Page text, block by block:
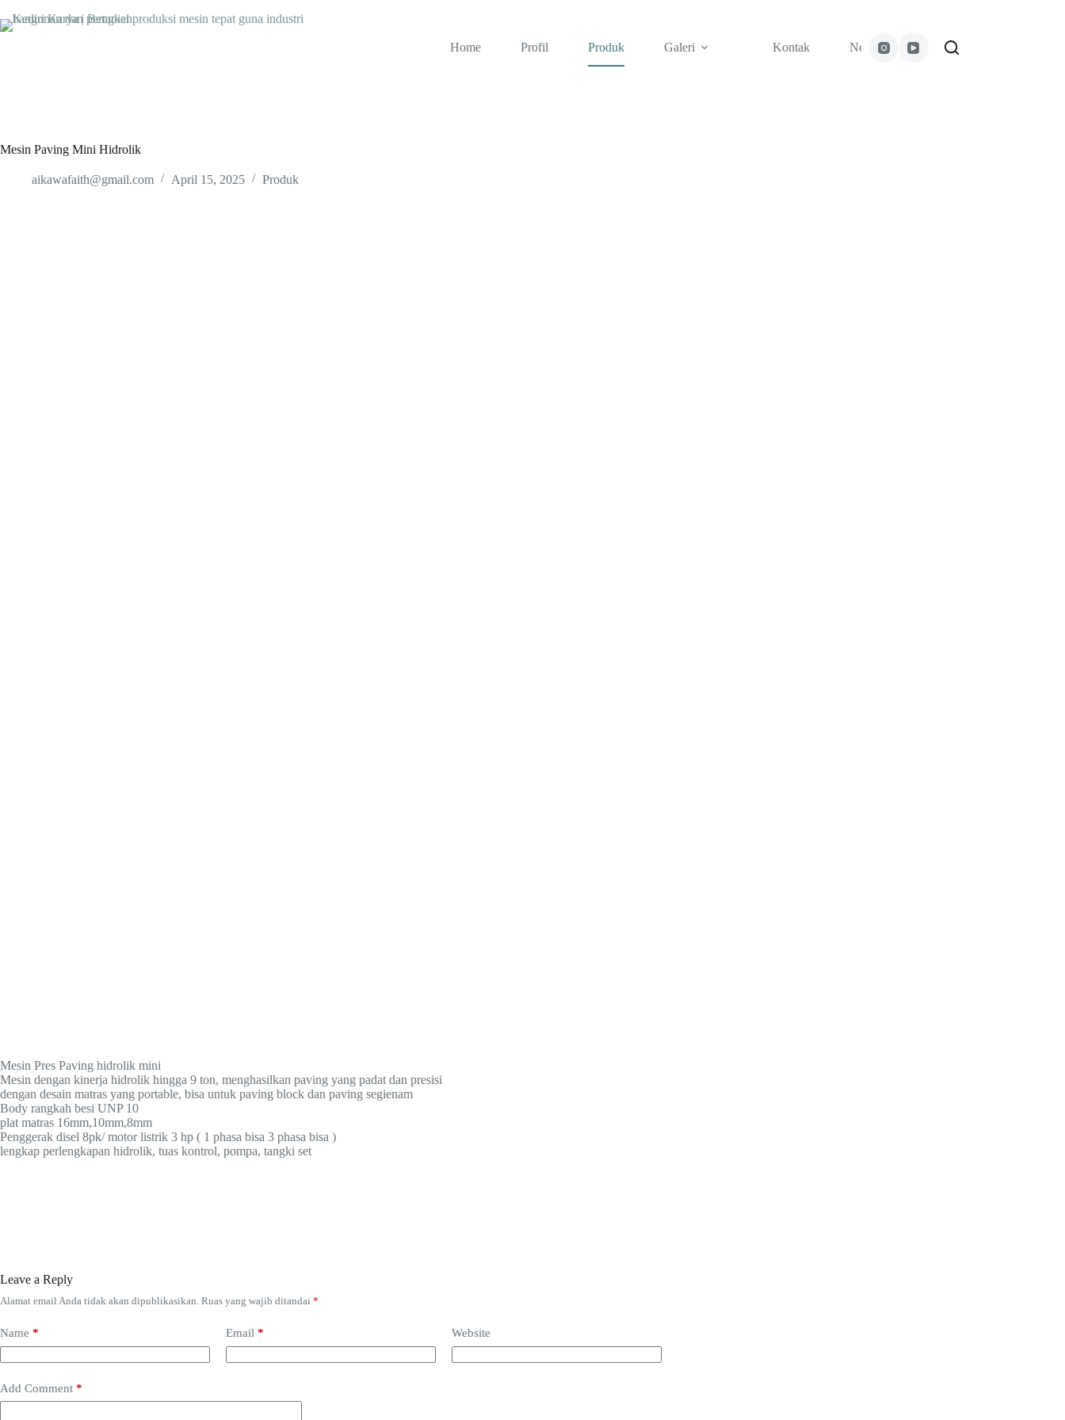
to
content
Home
Profil Produk Galeri Kontak News Testimoni
Mesin Paving Mini Hidrolik
aikawafaith@gmail.com April 15, 2025 Produk
Mesin Pres Paving hidrolik mini
Mesin dengan kinerja hidrolik hingga 9 ton, menghasilkan paving yang padat dan presisi
dengan desain matras yang portable, bisa untuk paving block dan paving segienam
Body rangkah besi UNP 10
plat matras 16mm,10mm,8mm
Penggerak disel 8pk/ motor listrik 3 hp ( 1 phasa bisa 3 phasa bisa )
lengkap perlengkapan hidrolik, tuas kontrol, pompa, tangki set
Leave a Reply
Alamat email Anda tidak akan dipublikasikan. Ruas yang wajib ditandai *
Name * Email * Website
Add Comment *